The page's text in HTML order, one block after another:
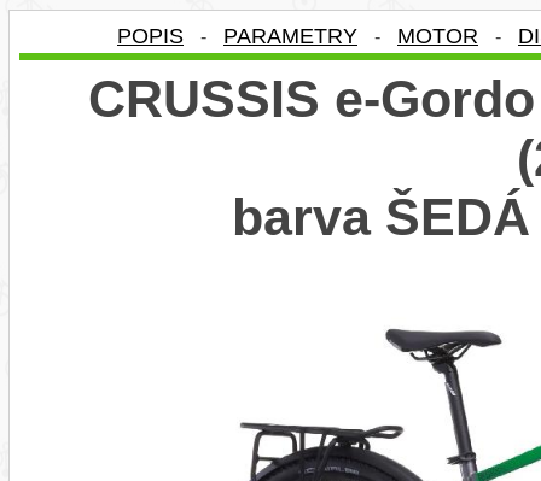
POPIS - PARAMETRY - MOTOR -
CRUSSIS e-
barva